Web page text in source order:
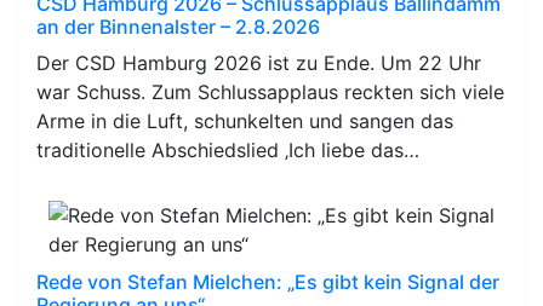
an der Binnenalster – 2.8.2026
Der CSD Hamburg 2026 ist zu Ende. Um 22 Uhr
war Schuss. Zum Schlussapplaus reckten sich viele
Arme in die Luft, schunkelten und sangen das
traditionelle Abschiedslied ‚Ich liebe das…
Rede von Stefan Mielchen: „Es gibt kein Signal der